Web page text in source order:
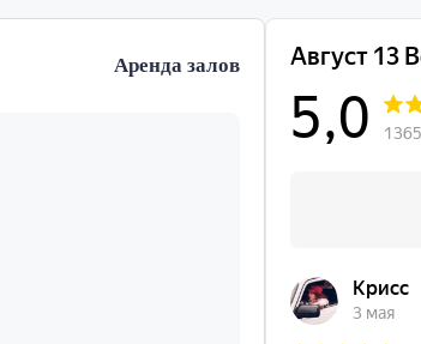
Аренда залов